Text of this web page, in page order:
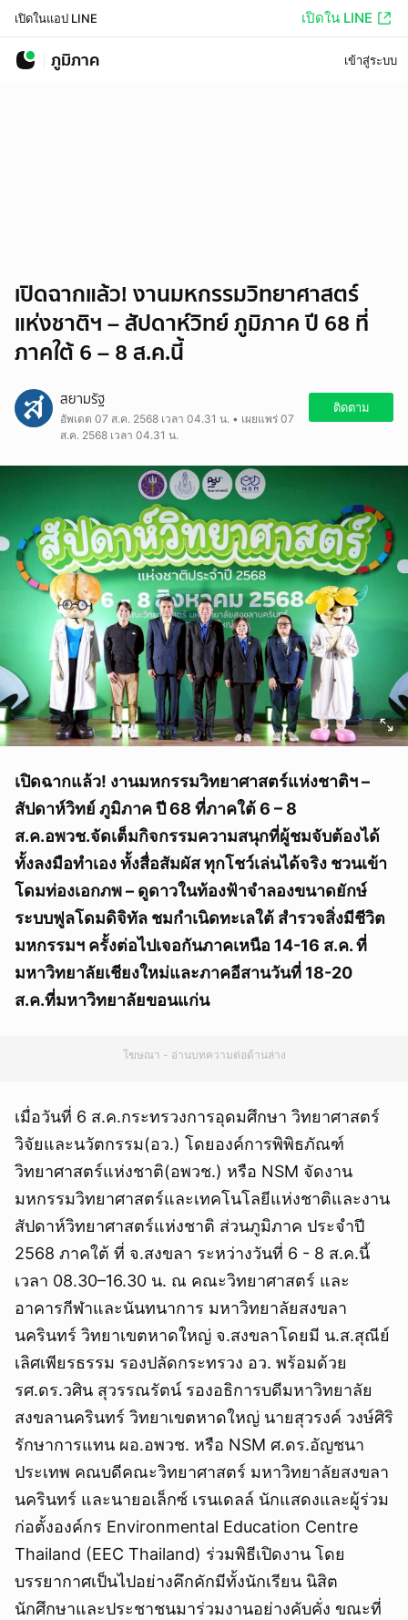
เปิดในแอป LINE เปิดใน LINE
ภูมิภาค เข้าสู่ระบบ
เปิดฉากแล้ว! งานมหกรรมวิทยาศาสตร์
แห่งชาติฯ – สัปดาห์วิทย์ ภูมิภาค ปี 68 ที่
ภาคใต้ 6 – 8 ส.ค.นี้
สยามรัฐ
อัพเดต 07 ส.ค. 2568 เวลา 04.31 น. • เผยแพร่ 07
ส.ค. 2568 เวลา 04.31 น.
ติดตาม
เปิดฉากแล้ว! งานมหกรรมวิทยาศาสตร์แห่งชาติฯ –
สัปดาห์วิทย์ ภูมิภาค ปี 68 ที่ภาคใต้ 6 – 8
ส.ค.อพวช.จัดเต็มกิจกรรมความสนุกที่ผู้ชมจับต้องได้
ทั้งลงมือทำเอง ทั้งสื่อสัมผัส ทุกโชว์เล่นได้จริง ชวนเข้า
โดมท่องเอกภพ – ดูดาวในท้องฟ้าจำลองขนาดยักษ์
ระบบฟูลโดมดิจิทัล ชมกำเนิดทะเลใต้ สำรวจสิ่งมีชีวิต
มหกรรมฯ ครั้งต่อไปเจอกันภาคเหนือ 14-16 ส.ค. ที่
มหาวิทยาลัยเชียงใหม่และภาคอีสานวันที่ 18-20
ส.ค.ที่มหาวิทยาลัยขอนแก่น
โฆษณา - อ่านบทความต่อด้านล่าง
เมื่อวันที่ 6 ส.ค.กระทรวงการอุดมศึกษา วิทยาศาสตร์
วิจัยและนวัตกรรม(อว.) โดยองค์การพิพิธภัณฑ์
วิทยาศาสตร์แห่งชาติ(อพวช.) หรือ NSM จัดงาน
มหกรรมวิทยาศาสตร์และเทคโนโลยีแห่งชาติและงาน
สัปดาห์วิทยาศาสตร์แห่งชาติ ส่วนภูมิภาค ประจำปี
2568 ภาคใต้ ที่ จ.สงขลา ระหว่างวันที่ 6 - 8 ส.ค.นี้
เวลา 08.30–16.30 น. ณ คณะวิทยาศาสตร์ และ
อาคารกีฬาและนันทนาการ มหาวิทยาลัยสงขลา
นครินทร์ วิทยาเขตหาดใหญ่ จ.สงขลาโดยมี น.ส.สุณีย์
เลิศเพียรธรรม รองปลัดกระทรวง อว. พร้อมด้วย
รศ.ดร.วศิน สุวรรณรัตน์ รองอธิการบดีมหาวิทยาลัย
สงขลานครินทร์ วิทยาเขตหาดใหญ่ นายสุวรงค์ วงษ์ศิริ
รักษาการแทน ผอ.อพวช. หรือ NSM ศ.ดร.อัญชนา
ประเทพ คณบดีคณะวิทยาศาสตร์ มหาวิทยาลัยสงขลา
นครินทร์ และนายอเล็กซ์ เรนเดลล์ นักแสดงและผู้ร่วม
ก่อตั้งองค์กร Environmental Education Centre
Thailand (EEC Thailand) ร่วมพิธีเปิดงาน โดย
บรรยากาศเป็นไปอย่างคึกคักมีทั้งนักเรียน นิสิต
นักศึกษาและประชาชนมาร่วมงานอย่างคับคั่ง ขณะที่